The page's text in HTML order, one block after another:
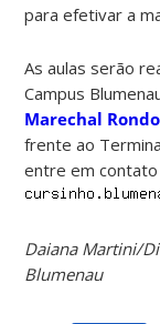
para efetivar a
As aulas serão
Campus
Marechal
frente ao
entre em contato
Daiana Martini/
Blumenau